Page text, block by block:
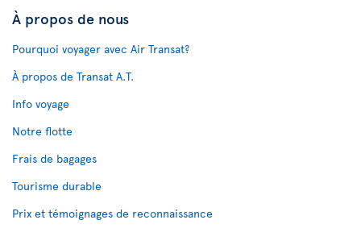
À propos de nous
Pourquoi voyager avec Air Transat?
À propos de Transat A.T.
Info voyage
Notre flotte
Frais de bagages
Tourisme durable
Prix et témoignages de reconnaissance